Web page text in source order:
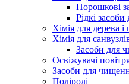
Порошкові
Рідкі
Хімія для дерева і
Хімія для
Засоби для
Освіжувачі
Засоби для
Поліролі